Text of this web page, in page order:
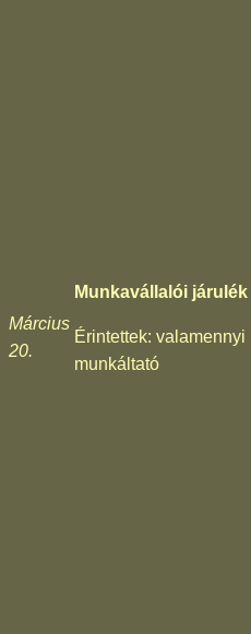
Március
20.
Munkavállalói járulék
Érintettek: valamennyi
munkáltató